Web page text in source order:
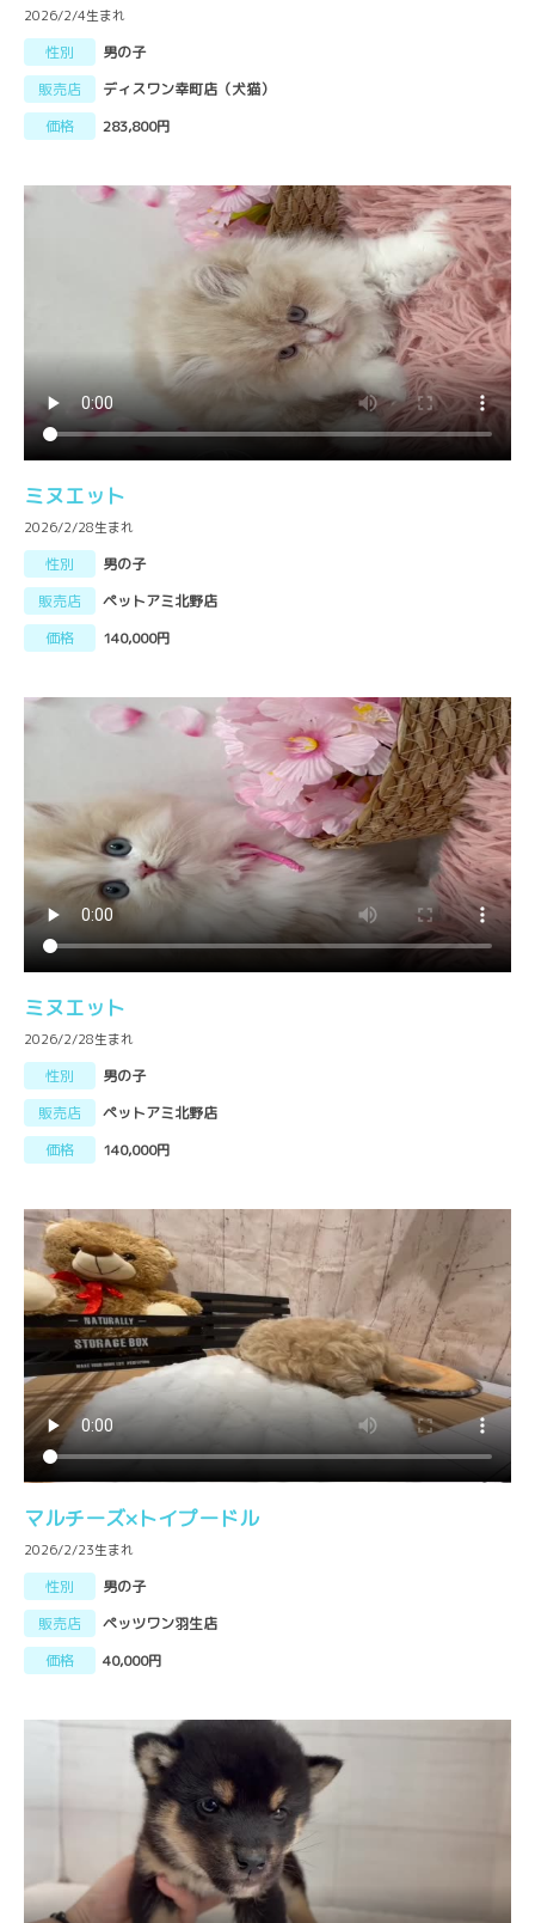
2026/2/4生まれ
性別
男の子
販売店
ディスワン幸町店（犬猫）
価格
283,800円
ミヌエット
2026/2/28生まれ
性別
男の子
販売店
ペットアミ北野店
価格
140,000円
ミヌエット
2026/2/28生まれ
性別
男の子
販売店
ペットアミ北野店
価格
140,000円
マルチーズ×トイプードル
2026/2/23生まれ
性別
男の子
販売店
ペッツワン羽生店
価格
40,000円